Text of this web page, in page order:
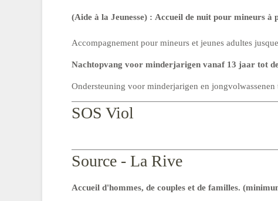
(Aide à la Jeunesse) : Accueil de nuit pour mineurs à
Accompagnement pour mineurs et jeunes adultes
Nachtopvang voor minderjarigen vanaf 13 jaar tot
Ondersteuning voor minderjarigen en jongvolwassenen
SOS Viol
Source - La Rive
Accueil d'hommes, de couples et de familles.